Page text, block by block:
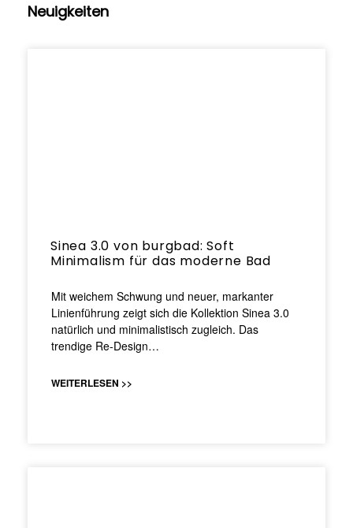
Neuigkeiten
Sinea 3.0 von burgbad: Soft
Minimalism für das moderne Bad
Mit weichem Schwung und neuer, markanter
Linienführung zeigt sich die Kollektion Sinea 3.0
natürlich und minimalistisch zugleich. Das
trendige Re-Design…
WEITERLESEN >>